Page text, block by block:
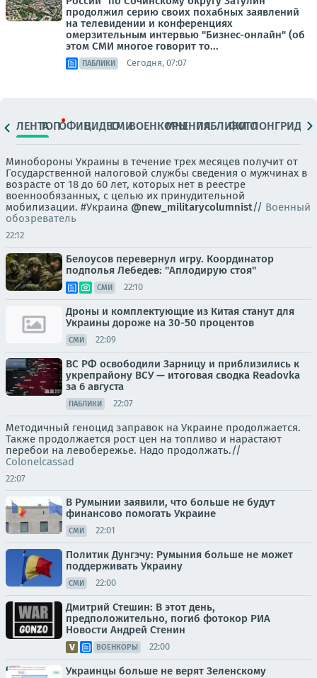
продолжил серию своих похабных заявлений
на телевидении и конференциях
омерзительным интервью "Бизнес-онлайн" (об
этом СМИ многое говорит то...
ПАБЛИКИ Сегодня, 07:07
ЛЕНТАТОПОФИЦ.ВИДЕОСМИВОЕНКОРЫМНЕНИЯПАБЛИКИ
ФОТОЛОНГРИДЫ
Минобороны Украины в течение трех месяцев получит от
Государственной налоговой службы сведения о мужчинах в
возрасте от 18 до 60 лет, которых нет в реестре
военнообязанных, с целью их принудительной
мобилизации. #Украина @new_militarycolumnist// Военный
обозреватель
22:12
Белоусов перевернул игру. Координатор
подполья Лебедев: "Аплодирую стоя"
СМИ 22:10
Дроны и комплектующие из Китая станут для
Украины дороже на 30-50 процентов
СМИ 22:09
ВС РФ освободили Зарницу и приблизились к
укрепрайону ВСУ — итоговая сводка Readovka
за 6 августа
ПАБЛИКИ 22:07
Методичный геноцид заправок на Украине продолжается.
Также продолжается рост цен на топливо и нарастают
перебои на левобережье. Надо продолжать.//
Colonelcassad
22:07
В Румынии заявили, что больше не будут
финансово помогать Украине
СМИ 22:01
Политик Дунгэчу: Румыния больше не может
поддерживать Украину
СМИ 22:00
Дмитрий Стешин: В этот день,
предположительно, погиб фотокор РИА
Новости Андрей Стенин
ВОЕНКОРЫ 22:00
Украинцы больше не верят Зеленскому